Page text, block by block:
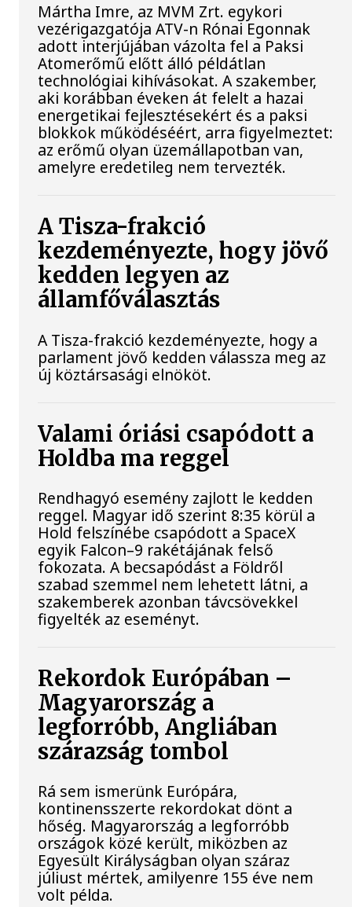
Mártha Imre, az MVM Zrt. egykori
vezérigazgatója ATV-n Rónai Egonnak
adott interjújában vázolta fel a Paksi
Atomerőmű előtt álló példátlan
technológiai kihívásokat. A szakember,
aki korábban éveken át felelt a hazai
energetikai fejlesztésekért és a paksi
blokkok működéséért, arra figyelmeztet:
az erőmű olyan üzemállapotban van,
amelyre eredetileg nem tervezték.
A Tisza-frakció
kezdeményezte, hogy jövő
kedden legyen az
államfőválasztás
A Tisza-frakció kezdeményezte, hogy a
parlament jövő kedden válassza meg az
új köztársasági elnököt.
Valami óriási csapódott a
Holdba ma reggel
Rendhagyó esemény zajlott le kedden
reggel. Magyar idő szerint 8:35 körül a
Hold felszínébe csapódott a SpaceX
egyik Falcon–9 rakétájának felső
fokozata. A becsapódást a Földről
szabad szemmel nem lehetett látni, a
szakemberek azonban távcsövekkel
figyelték az eseményt.
Rekordok Európában –
Magyarország a
legforróbb, Angliában
szárazság tombol
Rá sem ismerünk Európára,
kontinensszerte rekordokat dönt a
hőség. Magyarország a legforróbb
országok közé került, miközben az
Egyesült Királyságban olyan száraz
júliust mértek, amilyenre 155 éve nem
volt példa.